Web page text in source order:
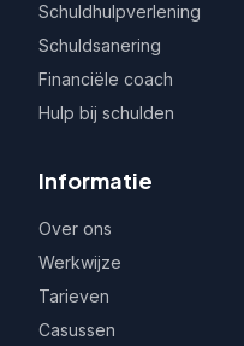
Schuldhulpverlening
Schuldsanering
Financiële coach
Hulp bij schulden
Informatie
Over ons
Werkwijze
Tarieven
Casussen